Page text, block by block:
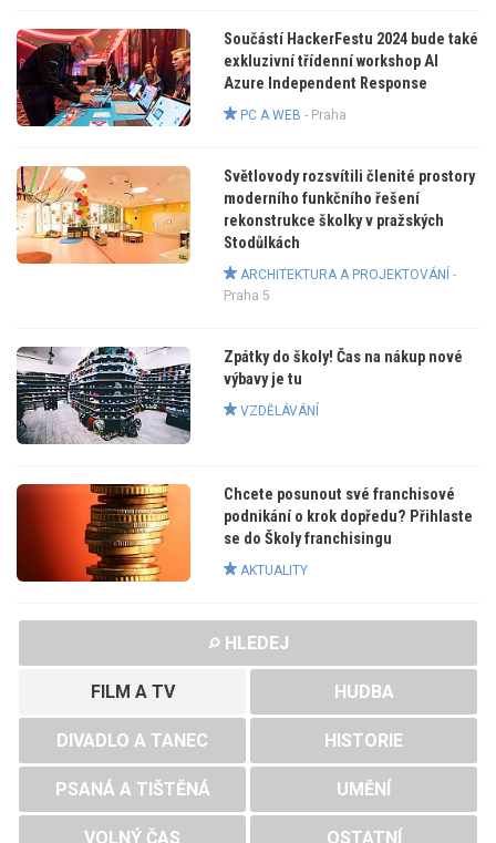
Součástí HackerFestu 2024 bude také
exkluzivní třídenní workshop AI
Azure Independent Response
PC A WEB - Praha
Světlovody rozsvítili členité prostory
moderního funkčního řešení
rekonstrukce školky v pražských
Stodůlkách
ARCHITEKTURA A PROJEKTOVÁNÍ -
Praha 5
Zpátky do školy! Čas na nákup nové
výbavy je tu
VZDĚLÁVÁNÍ
Chcete posunout své franchisové
podnikání o krok dopředu? Přihlaste
se do Školy franchisingu
AKTUALITY
HLEDEJ
FILM A TV HUDBA
DIVADLO A TANEC HISTORIE
PSANÁ A TIŠTĚNÁ UMĚNÍ
VOLNÝ ČAS OSTATNÍ